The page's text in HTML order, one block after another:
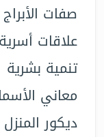
صفات الأبراج
علاقات أسرية
تنمية بشرية
معاني
ديكور المنزل